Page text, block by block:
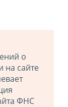
о
на сайте
ФНС